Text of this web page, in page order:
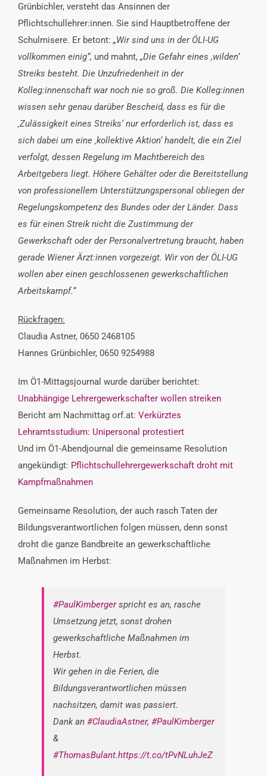
Grünbichler, versteht das Ansinnen der
Pflichtschullehrer:innen. Sie sind Hauptbetroffene der
Schulmisere. Er betont: „Wir sind uns in der ÖLI-UG
vollkommen einig“, und mahnt, „Die Gefahr eines ,wilden‘
Streiks besteht. Die Unzufriedenheit in der
Kolleg:innenschaft war noch nie so groß. Die Kolleg:innen
wissen sehr genau darüber Bescheid, dass es für die
‚Zulässigkeit eines Streiks‘ nur erforderlich ist, dass es
sich dabei um eine ‚kollektive Aktion‘ handelt, die ein Ziel
verfolgt, dessen Regelung im Machtbereich des
Arbeitgebers liegt. Höhere Gehälter oder die Bereitstellung
von professionellem Unterstützungspersonal obliegen der
Regelungskompetenz des Bundes oder der Länder. Dass
es für einen Streik nicht die Zustimmung der
Gewerkschaft oder der Personalvertretung braucht, haben
gerade Wiener Ärzt:innen vorgezeigt. Wir von der ÖLI-UG
wollen aber einen geschlossenen gewerkschaftlichen
Arbeitskampf.“
Rückfragen:
Claudia Astner, 0650 2468105
Hannes Grünbichler, 0650 9254988
Im Ö1-Mittagsjournal wurde darüber berichtet:
Unabhängige Lehrergewerkschafter wollen streiken
Bericht am Nachmittag orf.at: Verkürztes
Lehramtsstudium: Unipersonal protestiert
Und im Ö1-Abendjournal die gemeinsame Resolution
angekündigt: Pflichtschullehrergewerkschaft droht mit
Kampfmaßnahmen
Gemeinsame Resolution, der auch rasch Taten der
Bildungsverantwortlichen folgen müssen, denn sonst
droht die ganze Bandbreite an gewerkschaftliche
Maßnahmen im Herbst:
#PaulKimbergerspricht es an, rasche
Umsetzung jetzt, sonst drohen
gewerkschaftliche Maßnahmen im
Herbst.
Wir gehen in die Ferien, die
Bildungsverantwortlichen müssen
nachsitzen, damit was passiert.
Dank an #ClaudiaAstner, #PaulKimberger
&
#ThomasBulant.https://t.co/tPvNLuhJeZ